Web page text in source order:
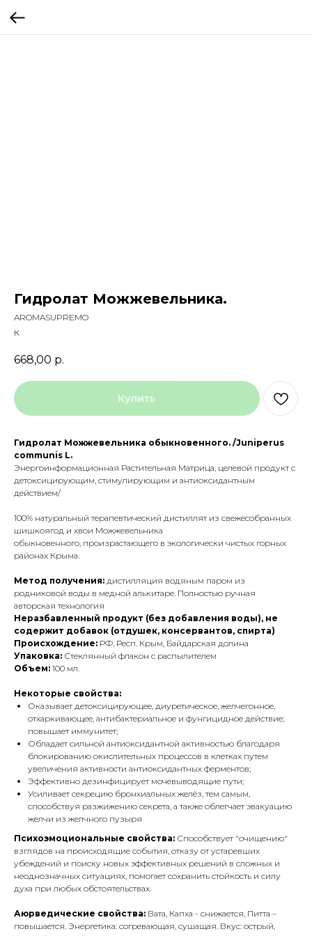
Гидролат Можжевельника.
AROMASUPREMO
К
668,00 р.
Купить
Гидролат Можжевельника обыкновенного. /Juniperus
communis L.
Энергоинформационная Растительная Матрица, целевой продукт с
детоксицирующим, стимулирующим и антиоксидантным
действием/
100% натуральный терапевтический дистиллят из свежесобранных
шишкоягод и хвои Можжевельника
обыкновенного, произрастающего в экологически чистых горных
районах Крыма.
Метод получения: дистилляция водяным паром из
родниковой воды в медной алькитаре. Полностью ручная
авторская технология
Неразбавленный продукт (без добавления воды), не
содержит добавок (отдушек, консервантов, спирта)
Происхождение: РФ, Респ. Крым, Байдарская долина
Упаковка: Стеклянный флакон с распылителем
Объем: 100 мл.
Некоторые свойства:
Оказывает детоксицирующее, диуретическое, желчегонное,
отхаркивающее, антибактериальное и фунгицидное действие;
повышает иммунитет;
Обладает сильной антиоксидантной активностью благодаря
блокированию окислительных процессов в клетках путем
увеличения активности антиоксидантных ферментов;
Эффективно дезинфицирует мочевыводящие пути;
Усиливает секрецию бронхиальных желёз, тем самым,
способствуя разжижению секрета, а также облегчает эвакуацию
желчи из желчного пузыря
Психоэмоциональные свойства: Способствует "очищению"
взглядов на происходящие события, отказу от устаревших
убеждений и поиску новых эффективных решений в сложных и
неоднозначных ситуациях, помогает сохранить стойкость и силу
духа при любых обстоятельствах.
Аюрведические свойства: Вата, Капха - снижается, Питта –
повышается. Энергетика: согревающая, сушащая. Вкус: острый,